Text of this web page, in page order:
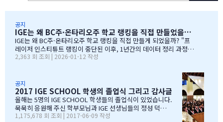
공지
IGE는 왜 BC주·온타리오주 학교 랭킹을 직접 만들었을까?
IGE는 왜 BC주·온타리오주 학교 랭킹을 직접 만들게 되었을까? "프
레이저 인스티튜트 랭킹이 중단된 이후, 1년간의 데이터 정리 과정을
공유합니다" 처음부터 랭킹을 만들려던 건 아니었습니다 IGE도 그동
er Institute)의 랭킹을 참고해왔습니다. 학교 상담 시 참고 자료로
활용하기 좋았습니다. 그런데 문제가 생겼습니다. BC주 세컨더리 랭
킹이 지난 7~8년 동안 업데이트되지 않고 있었습니다. 최근 자료로 B
C주 세컨더리 학교들의 현황을 파악하고 싶었는데, 참고할 만한 데이
터가 없어 어려움이 있었습니다. 그래서 직접 자료를 찾아보기 시작
했습니다. '혹시 어딘가에 최신 학업 데이터가 있지 않을까?' 하는 마
2,363 회 조회 | 2026-01-12 작성
공지
2017 IGE SCHOOL 학생의 졸업식 그리고 감사글
올해는 5명의 IGE SCHOOL 학생들의 졸업식이 있었습니다.
묵묵히 응원해 주신 학부모님과 IGE 선생님들의 정성 덕에
모두 원하는 대학에 진학을 하게 되었음을 진심으로 감사드
1,175,678 회 조회 | 2017-06-09 작성